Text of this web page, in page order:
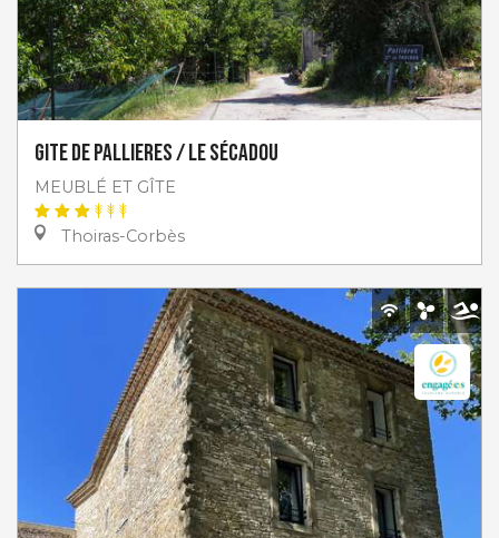
Gite de Pallieres / Le Sécadou
MEUBLÉ ET GÎTE
Thoiras-Corbès